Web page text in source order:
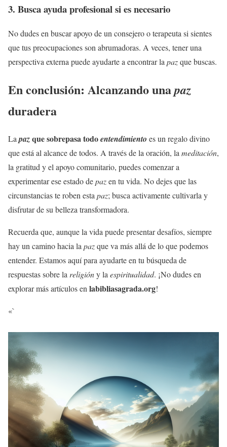
3. Busca ayuda profesional si es necesario
No dudes en buscar apoyo de un consejero o terapeuta si sientes
que tus preocupaciones son abrumadoras. A veces, tener una
perspectiva externa puede ayudarte a encontrar lapazque buscas.
En conclusión: Alcanzando unapaz
duradera
La pazque sobrepasa todoentendimiento es un regalo divino
que está al alcance de todos. A través de la oración, la meditación,
la gratitud y el apoyo comunitario, puedes comenzar a
experimentar ese estado depazen tu vida. No dejes que las
circunstancias te roben esta paz; busca activamente cultivarla y
disfrutar de su belleza transformadora.
Recuerda que, aunque la vida puede presentar desafíos, siempre
hay un camino hacia la pazque va más allá de lo que podemos
entender. Estamos aquí para ayudarte en tu búsqueda de
respuestas sobre la religióny la espiritualidad. ¡No dudes en
explorar más artículos en labibliasagrada.org!
«`